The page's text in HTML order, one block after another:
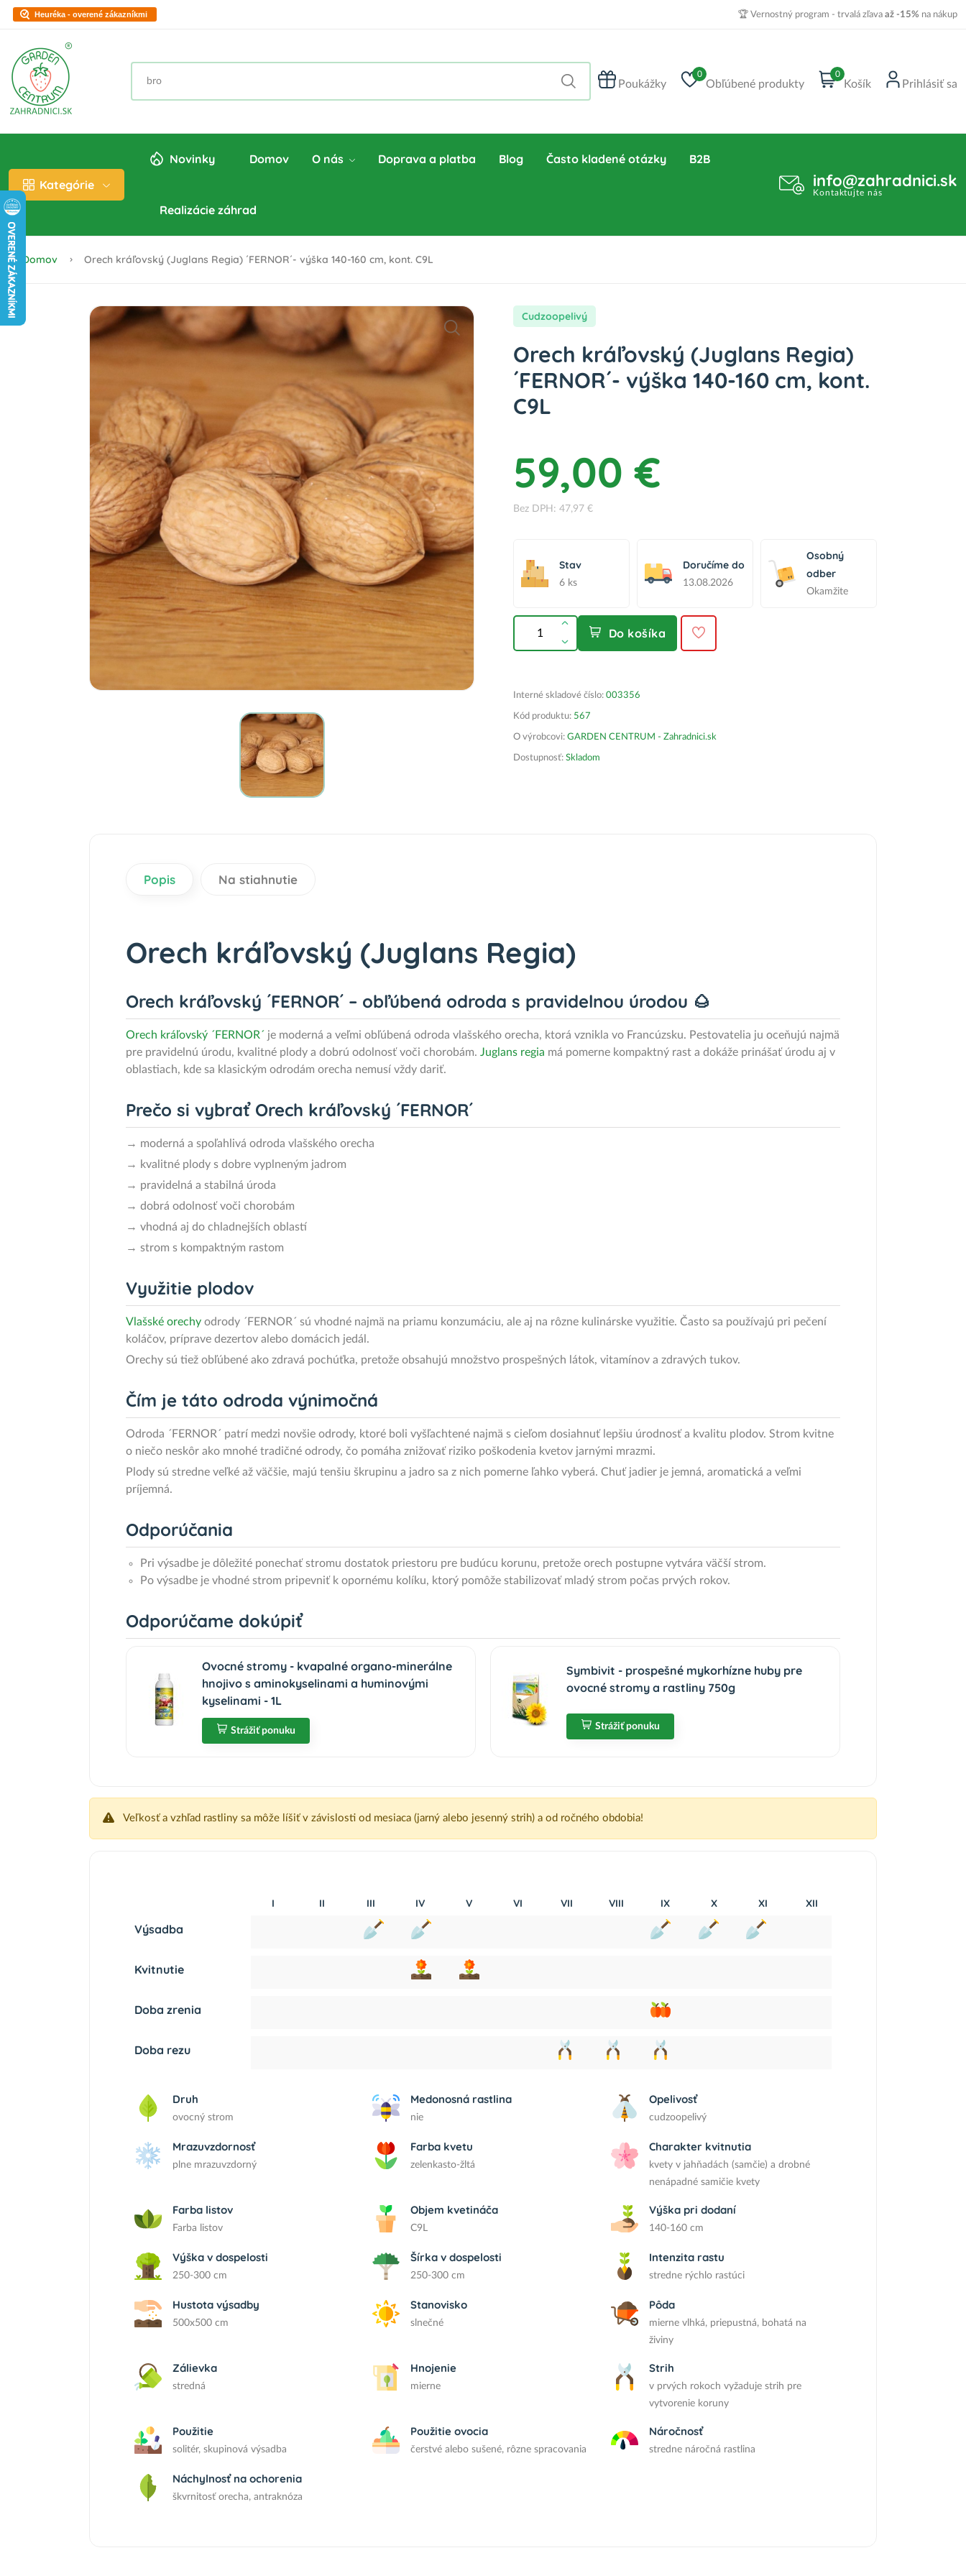
Heuréka - overené zákazníkmi 🏆 Vernostný program - trvalá zľava až -15% na nákup
Poukážky
0
Obľúbené produkty
0
Košík Prihlásiť sa
Kategórie
Novinky Domov O nás Doprava a platba Blog Často kladené otázky B2B
Realizácie záhrad
info@zahradnici.sk
Kontaktujte nás
Domov Orech kráľovský (Juglans Regia) ´FERNOR´- výška 140-160 cm, kont. C9L
cudzoopelivý
Orech kráľovský (Juglans Regia)
´FERNOR´- výška 140-160 cm, kont.
C9L
59,00 €
Bez DPH: 47,97 €
Stav
6 ks
Doručíme do
13.08.2026
Osobný
odber
Okamžite
Do košíka
Interné skladové číslo: 003356
Kód produktu: 567
O výrobcovi: GARDEN CENTRUM - Zahradnici.sk
Dostupnosť: Skladom
Popis Na stiahnutie
Orech kráľovský (Juglans Regia)
Orech kráľovský ´FERNOR´ – obľúbená odroda s pravidelnou úrodou 🌰
Orech kráľovský ´FERNOR´ je moderná a veľmi obľúbená odroda vlašského orecha, ktorá vznikla vo Francúzsku. Pestovatelia ju oceňujú najmä
pre pravidelnú úrodu, kvalitné plody a dobrú odolnosť voči chorobám. Juglans regia má pomerne kompaktný rast a dokáže prinášať úrodu aj v
oblastiach, kde sa klasickým odrodám orecha nemusí vždy dariť.
Prečo si vybrať Orech kráľovský ´FERNOR´
→ moderná a spoľahlivá odroda vlašského orecha
→ kvalitné plody s dobre vyplneným jadrom
→ pravidelná a stabilná úroda
→ dobrá odolnosť voči chorobám
→ vhodná aj do chladnejších oblastí
→ strom s kompaktným rastom
Využitie plodov
Vlašské orechy odrody ´FERNOR´ sú vhodné najmä na priamu konzumáciu, ale aj na rôzne kulinárske využitie. Často sa používajú pri pečení
koláčov, príprave dezertov alebo domácich jedál.
Orechy sú tiež obľúbené ako zdravá pochúťka, pretože obsahujú množstvo prospešných látok, vitamínov a zdravých tukov.
Čím je táto odroda výnimočná
Odroda ´FERNOR´ patrí medzi novšie odrody, ktoré boli vyšľachtené najmä s cieľom dosiahnuť lepšiu úrodnosť a kvalitu plodov. Strom kvitne
o niečo neskôr ako mnohé tradičné odrody, čo pomáha znižovať riziko poškodenia kvetov jarnými mrazmi.
Plody sú stredne veľké až väčšie, majú tenšiu škrupinu a jadro sa z nich pomerne ľahko vyberá. Chuť jadier je jemná, aromatická a veľmi
príjemná.
Odporúčania
Pri výsadbe je dôležité ponechať stromu dostatok priestoru pre budúcu korunu, pretože orech postupne vytvára väčší strom.
Po výsadbe je vhodné strom pripevniť k opornému kolíku, ktorý pomôže stabilizovať mladý strom počas prvých rokov.
Odporúčame dokúpiť
Ovocné stromy - kvapalné organo-minerálne
hnojivo s aminokyselinami a huminovými
kyselinami - 1L
Strážiť ponuku
Symbivit - prospešné mykorhízne huby pre
ovocné stromy a rastliny 750g
Strážiť ponuku
Veľkosť a vzhľad rastliny sa môže líšiť v závislosti od mesiaca (jarný alebo jesenný strih) a od ročného obdobia!
I II III IV V VI VII VIII IX X XI XII
Výsadba
Kvitnutie
Doba zrenia
Doba rezu
Druh
ovocný strom
Medonosná rastlina
nie
Opelivosť
cudzoopelivý
Mrazuvzdornosť
plne mrazuvzdorný
Farba kvetu
zelenkasto-žltá
Charakter kvitnutia
kvety v jahňadách (samčie) a drobné
nenápadné samičie kvety
Farba listov
Farba listov
Objem kvetináča
C9L
Výška pri dodaní
140-160 cm
Výška v dospelosti
250-300 cm
Šírka v dospelosti
250-300 cm
Intenzita rastu
stredne rýchlo rastúci
Hustota výsadby
500x500 cm
Stanovisko
slnečné
Pôda
mierne vlhká, priepustná, bohatá na
živiny
Zálievka
stredná
Hnojenie
mierne
Strih
v prvých rokoch vyžaduje strih pre
vytvorenie koruny
Použitie
solitér, skupinová výsadba
Použitie ovocia
čerstvé alebo sušené, rôzne spracovania
Náročnosť
stredne náročná rastlina
Náchylnosť na ochorenia
škvrnitosť orecha, antraknóza